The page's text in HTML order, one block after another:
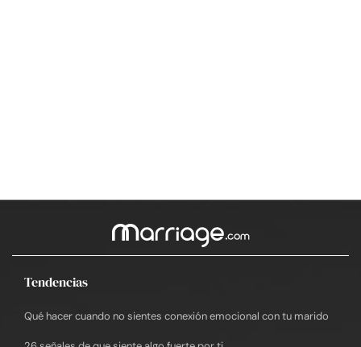
Tendencias
Qué hacer cuando no sientes conexión emocional con tu marido